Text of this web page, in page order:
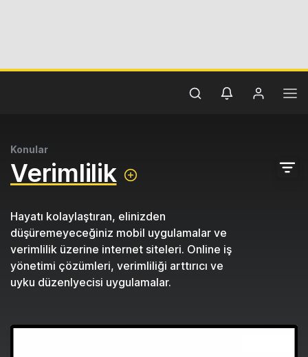
Konular
Verimlilik
Hayatı kolaylaştıran, elinizden
düşüremeyeceğiniz mobil uygulamalar ve
verimlilik üzerine internet siteleri. Online iş
yönetimi çözümleri, verimliliği arttırıcı ve
uyku düzenlyecisi uygulamalar.